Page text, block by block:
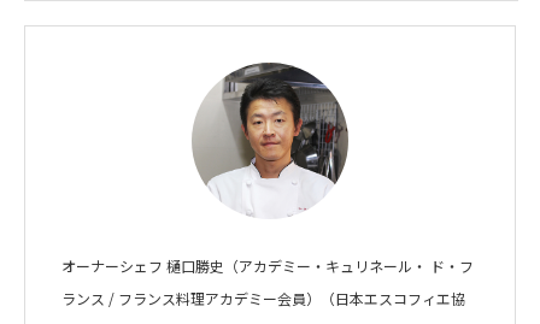
オーナーシェフ 樋口勝史（アカデミー・キュリネール・ ド・フ
ランス / フランス料理アカデミー会員）（日本エスコフィエ協